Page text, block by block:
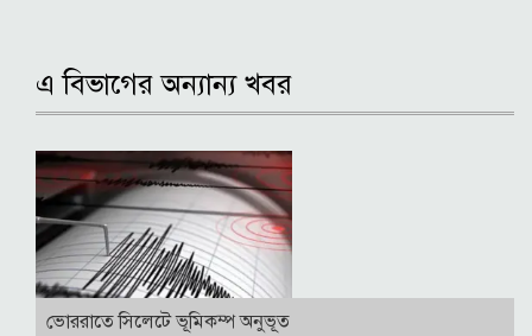
এ বিভাগের অন্যান্য খবর
ভোররাতে সিলেটে ভূমিকম্প অনুভূত